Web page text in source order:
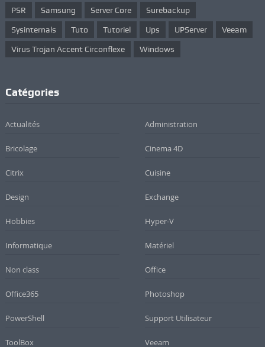
PSR Samsung Server Core Surebackup
Sysinternals Tuto Tutoriel Ups UPServer Veeam
Virus Trojan Accent Circonflexe Windows
Catégories
Actualités Administration
Bricolage Cinema 4D
Citrix Cuisine
Design Exchange
Hobbies Hyper-V
Informatique Matériel
Non class Office
Office365 Photoshop
PowerShell Support Utilisateur
ToolBox Veeam